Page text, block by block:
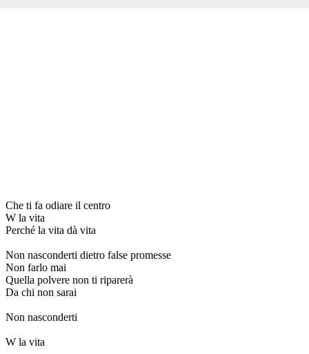
Che ti fa odiare il centro
W la vita
Perché la vita dà vita
Non nasconderti dietro false promesse
Non farlo mai
Quella polvere non ti riparerà
Da chi non sarai
Non nasconderti
W la vita